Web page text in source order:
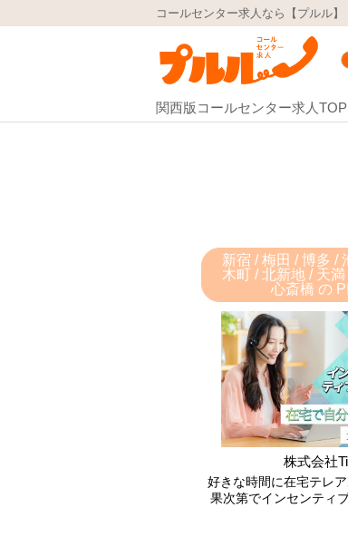
コールセンター求人なら【プルル】
関西版コールセンター求人TOP
新宿 / 梅田 / 博多 /
木町 / 北新地 / 天満
心斎橋 の
株式会社
好きな時間に在宅テレ
果次第でインセンティ